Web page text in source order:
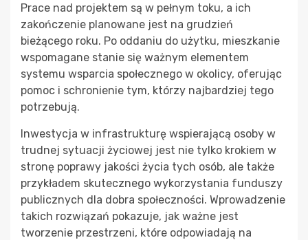
Prace nad projektem są w pełnym toku, a ich
zakończenie planowane jest na grudzień
bieżącego roku. Po oddaniu do użytku, mieszkanie
wspomagane stanie się ważnym elementem
systemu wsparcia społecznego w okolicy, oferując
pomoc i schronienie tym, którzy najbardziej tego
potrzebują.
Inwestycja w infrastrukturę wspierającą osoby w
trudnej sytuacji życiowej jest nie tylko krokiem w
stronę poprawy jakości życia tych osób, ale także
przykładem skutecznego wykorzystania funduszy
publicznych dla dobra społeczności. Wprowadzenie
takich rozwiązań pokazuje, jak ważne jest
tworzenie przestrzeni, które odpowiadają na